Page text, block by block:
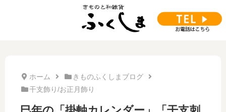
ホーム
きものふくしまブログ
干支飾り/お正月飾り